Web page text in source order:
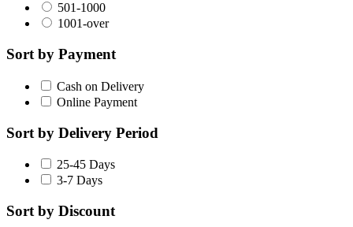
501-1000
1001-over
Sort by Payment
Cash on Delivery
Online Payment
Sort by Delivery Period
25-45 Days
3-7 Days
Sort by Discount